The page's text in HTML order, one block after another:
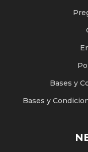
Bases y
Bases y